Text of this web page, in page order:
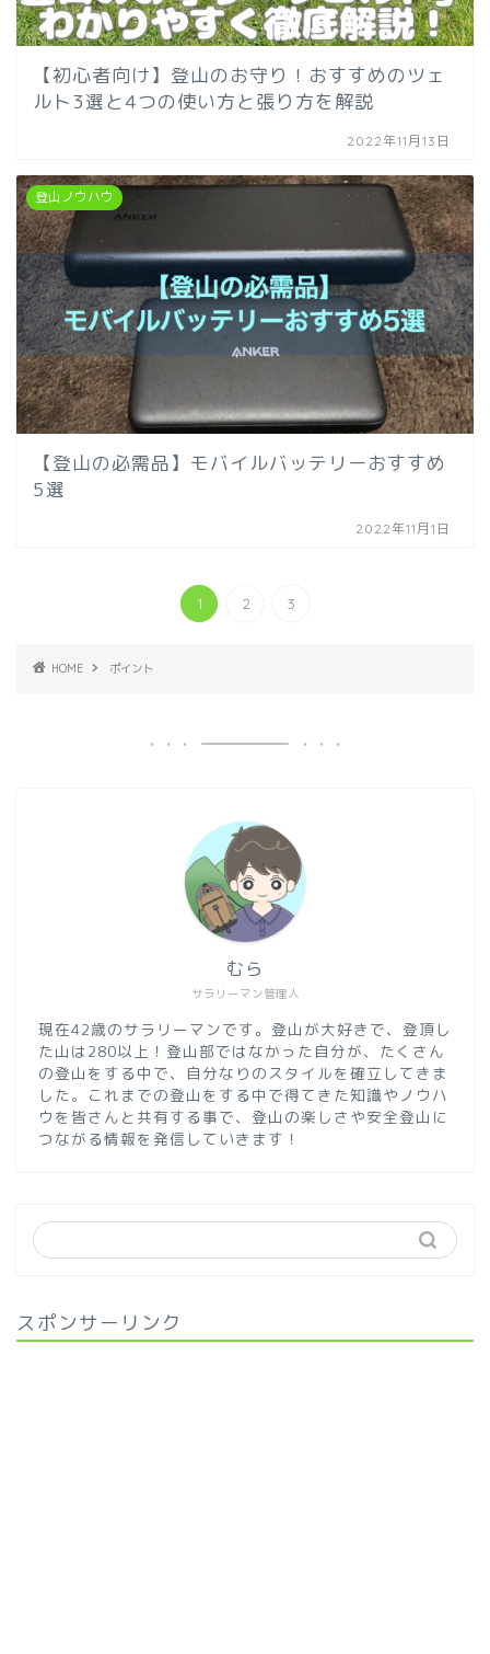
【初心者向け】登山のお守り！おすすめのツェ
ルト3選と4つの使い方と張り方を解説
2022年11月13日
登山ノウハウ
【登山の必需品】モバイルバッテリーおすすめ
5選
2022年11月1日
1 2 3
HOME ポイント
サラリーマン管理人
むら
現在42歳のサラリーマンです。登山が大好きで、登頂し
た山は280以上！登山部ではなかった自分が、たくさん
の登山をする中で、自分なりのスタイルを確立してきま
した。これまでの登山をする中で得てきた知識やノウハ
ウを皆さんと共有する事で、登山の楽しさや安全登山に
つながる情報を発信していきます！
スポンサーリンク